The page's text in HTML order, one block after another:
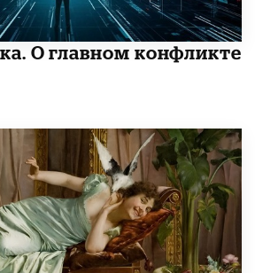
О главном конфликте